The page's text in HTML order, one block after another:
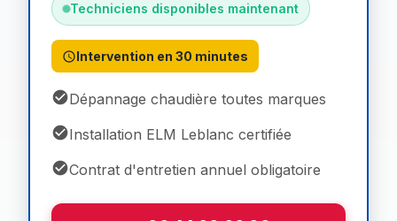
Techniciens disponibles maintenant
Intervention en 30 minutes
Dépannage chaudière toutes marques
Installation ELM Leblanc certifiée
Contrat d'entretien annuel obligatoire